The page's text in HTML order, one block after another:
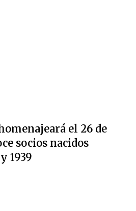
el 26 de
socios nacidos
1939